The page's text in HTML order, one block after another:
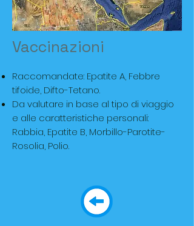
Vaccinazioni
Raccomandate: Epatite A, Febbre
tifoide, Difto-Tetano.
Da valutare in base al tipo di viaggio
e alle caratteristiche personali:
Rabbia, Epatite B, Morbillo-Parotite-
Rosolia, Polio.